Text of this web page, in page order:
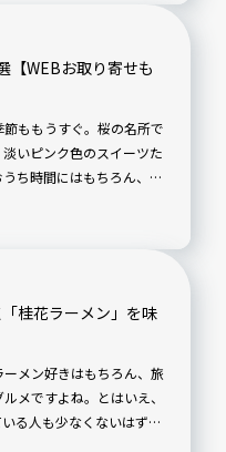
【WEBお取り寄せも
ももうすぐ。桜の名所で
いピンク色のスイーツた
ち時間にはもちろん、ホ
桂花ラーメン」を味
メン好きはもちろん、旅
メですよね。とはいえ、
る人も少なくないはず。